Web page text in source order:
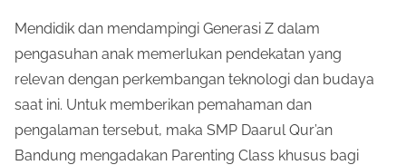
Mendidik dan mendampingi Generasi Z dalam
pengasuhan anak memerlukan pendekatan yang
relevan dengan perkembangan teknologi dan budaya
saat ini. Untuk memberikan pemahaman dan
pengalaman tersebut, maka SMP Daarul Qur’an
Bandung mengadakan Parenting Class khusus bagi